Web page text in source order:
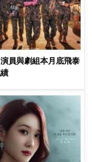
員與劇組本月底飛泰